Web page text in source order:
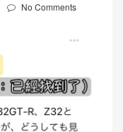
No Comments